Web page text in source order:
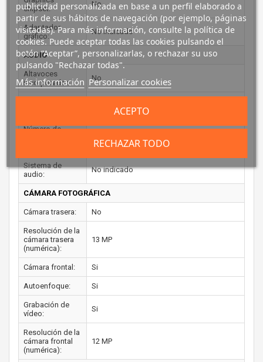
chipset:
No
Adaptador
gráfico:
No indicado
AUDIO
Altavoces
incorporados:
No
Número de
Sistema de
audio:
No indicado
CÁMARA FOTOGRÁFICA
Cámara trasera: No
Resolución de la
cámara trasera
(numérica):
13 MP
Cámara frontal: Si
Autoenfoque: Si
Grabación de
vídeo:
Si
Resolución de la
cámara frontal
(numérica):
12 MP
publicidad personalizada en base a un perfil elaborado a
partir de sus hábitos de navegación (por ejemplo, páginas
visitadas). Para más información, consulte la política de
cookies. Puede aceptar todas las cookies pulsando el
botón “Aceptar”, personalizarlas, o rechazar su uso
pulsando "Rechazar todas".
Más información Personalizar cookies
RECHAZAR TODO
ACEPTO